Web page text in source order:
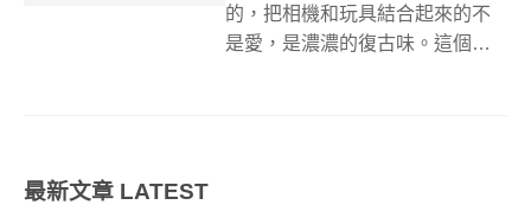
的，把相機和玩具結合起來的不
是愛，是濃濃的復古味。這個百
最新文章 LATEST